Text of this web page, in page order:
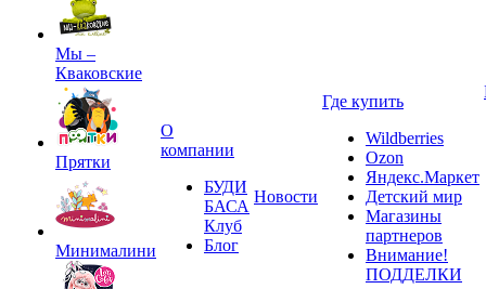
Мы –
Кваковские
Прятки
Минималини
О
компании
БУДИ
БАСА
Клуб
Блог
Новости
Где купить
Wildberries
Ozon
Яндекс.Маркет
Детский мир
Магазины
партнеров
Внимание!
ПОДДЕЛКИ